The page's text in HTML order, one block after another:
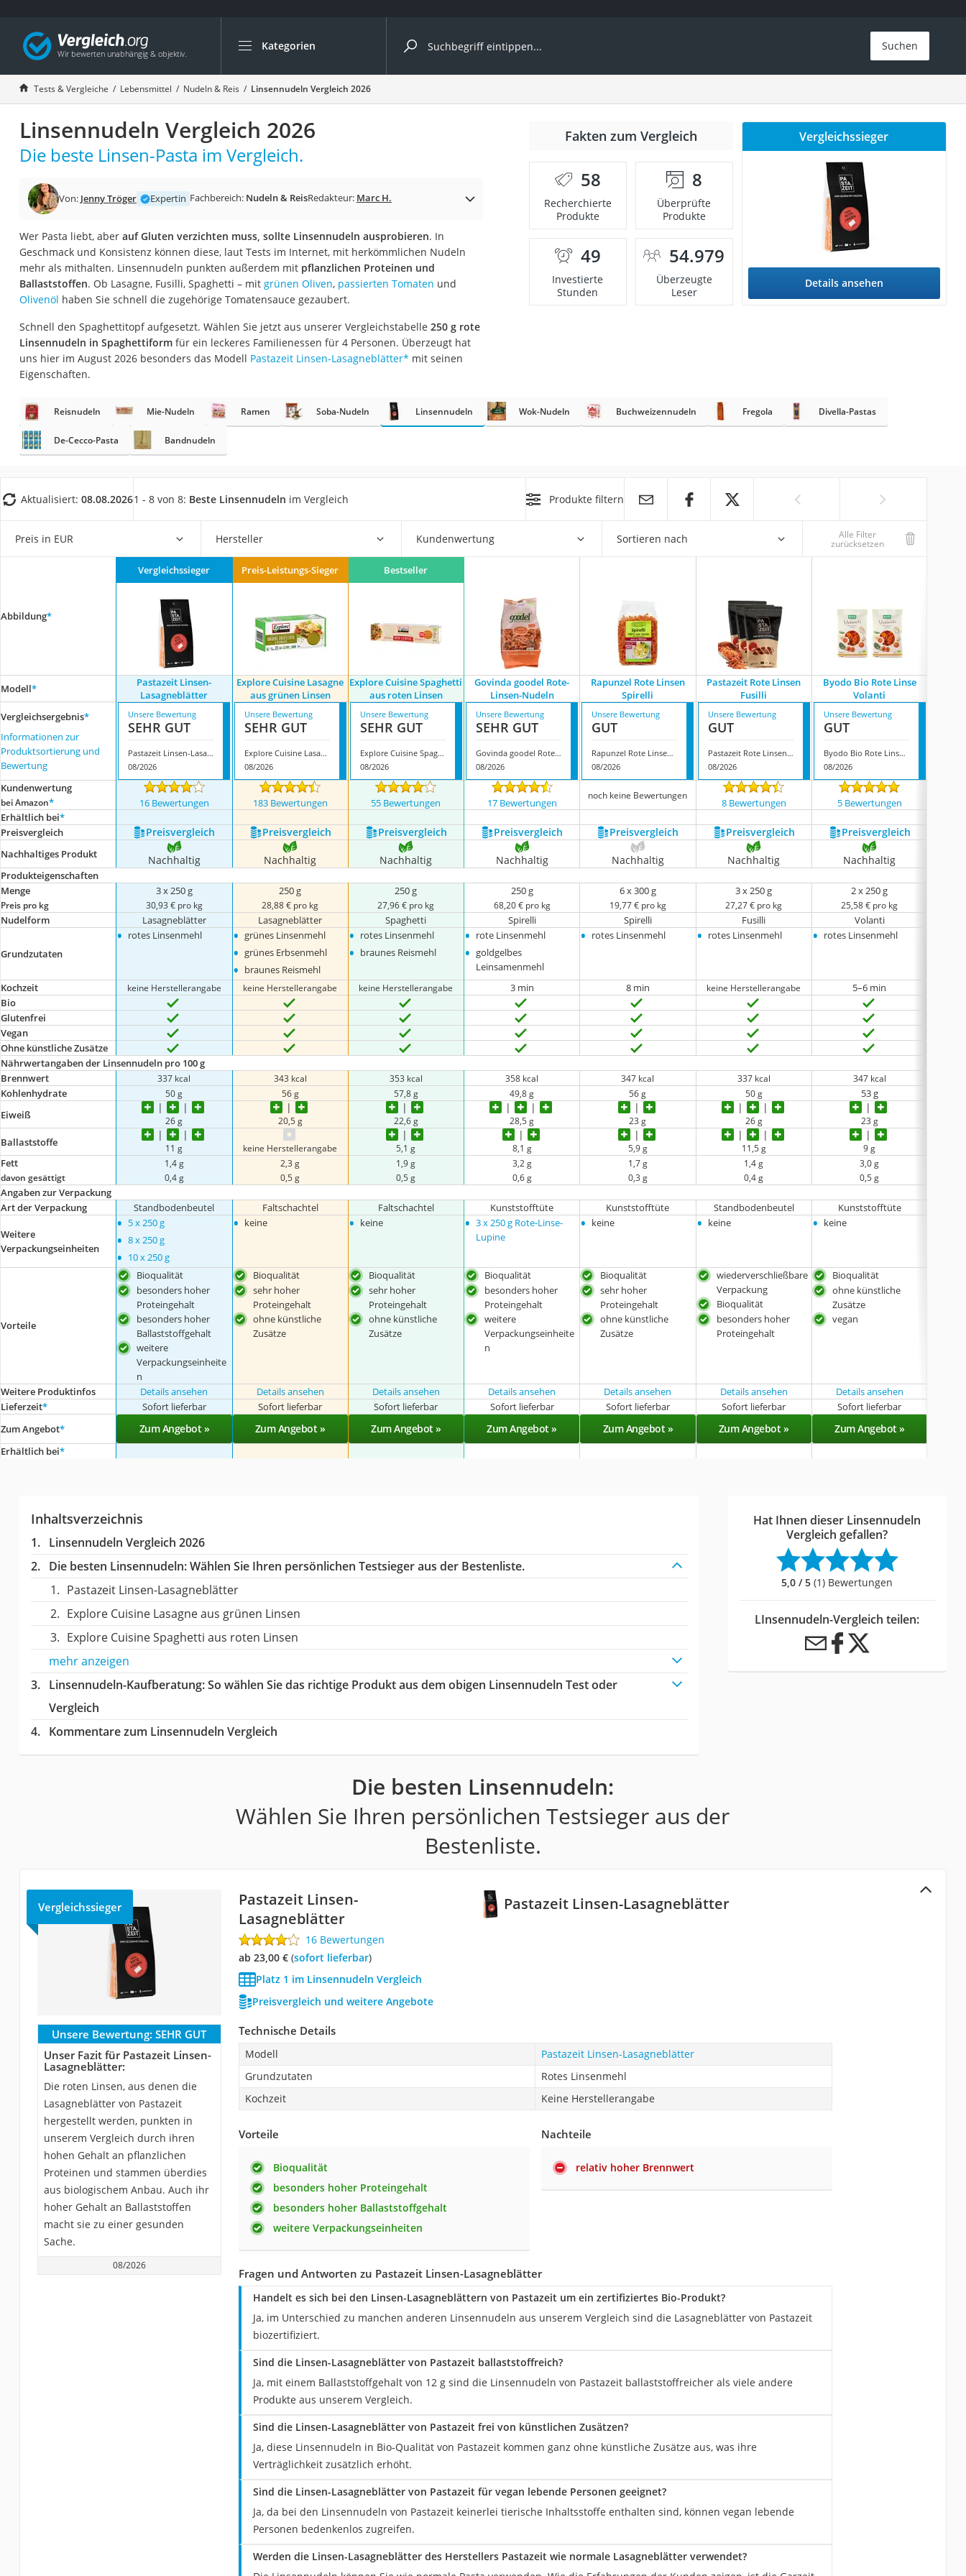
Kategorien
Die beliebtesten Vergleiche nach Kategorie
Lebensmittel
Schwarzkümmelöl
Knäckebrot
Schwarzkümmelöl-Kapseln
Manukahonig
Eiklar
Balsamico-Essig
Schwarzkümmelöl bio
Sardinen
Gemüsebrühe
Eiskaffee-Pulver
Grapefruitkernextrakt
Matcha-Set
Trüffelöl
Müsli ohne Zuckerzusatz
Service
Suchen
Tests & Vergleiche Lebensmittel Nudeln & Reis Linsennudeln Vergleich 2026
Linsennudeln Vergleich 2026
Die beste Linsen-Pasta im Vergleich.
Von: Jenny Tröger Expertin Fachbereich: Nudeln & ReisRedakteur: Marc H.
Wer Pasta liebt, aber auf Gluten verzichten muss, sollte Linsennudeln ausprobieren. In
Geschmack und Konsistenz können diese, laut Tests im Internet, mit herkömmlichen Nudeln
mehr als mithalten. Linsennudeln punkten außerdem mit pflanzlichen Proteinen und
Ballaststoffen. Ob Lasagne, Fusilli, Spaghetti – mit grünen Oliven, passierten Tomaten und
Olivenöl haben Sie schnell die zugehörige Tomatensauce gezaubert.
Schnell den Spaghettitopf aufgesetzt. Wählen Sie jetzt aus unserer Vergleichstabelle 250 g rote
Linsennudeln in Spaghettiformfür ein leckeres Familienessen für 4 Personen. Überzeugt hat
uns hier im August 2026 besonders das Modell Pastazeit Linsen-Lasagneblätter* mit seinen
Eigenschaften.
Fakten zum Vergleich
58
Recherchierte
Produkte
8
Überprüfte
Produkte
49
Investierte
Stunden
54.979
Überzeugte
Leser
Vergleichssieger
Details ansehen
Reisnudeln Mie-Nudeln Ramen Soba-Nudeln Linsennudeln Wok-Nudeln Buchweizennudeln Fregola Divella-Pastas
De-Cecco-Pasta Bandnudeln
Aktualisiert: 08.08.20261 - 8 von 8: Beste Linsennudeln im Vergleich Produkte filtern
Preis in EUR Hersteller Kundenwertung Sortieren nach Alle Filter
zurücksetzen
Abbildung*
Vergleichssieger Preis-Leistungs-Sieger Bestseller
Modell*
Pastazeit Linsen-
Lasagneblätter
Explore Cuisine Lasagne
aus grünen Linsen
Explore Cuisine Spaghetti
aus roten Linsen
Govinda goodel Rote-
Linsen-Nudeln
Rapunzel Rote Linsen
Spirelli
Pastazeit Rote Linsen
Fusilli
Byodo Bio Rote Linse
Volanti
Vergleichsergebnis*
Informationen zur
Produktsortierung und
Bewertung
Unsere Bewertung
SEHR GUT
Pastazeit Linsen-Lasagneblätter
08/2026
Unsere Bewertung
SEHR GUT
Explore Cuisine Lasagne aus grünen Linsen
08/2026
Unsere Bewertung
SEHR GUT
Explore Cuisine Spaghetti aus roten Linsen
08/2026
Unsere Bewertung
SEHR GUT
Govinda goodel Rote-Linsen-Nudeln
08/2026
Unsere Bewertung
GUT
Rapunzel Rote Linsen Spirelli
08/2026
Unsere Bewertung
GUT
Pastazeit Rote Linsen Fusilli
08/2026
Unsere Bewertung
GUT
Byodo Bio Rote Linse Volanti
08/2026
Kundenwertung
bei Amazon* 16 Bewertungen 183 Bewertungen 55 Bewertungen 17 Bewertungen
noch keine Bewertungen
8 Bewertungen 5 Bewertungen
Erhältlich bei*
Preis­vergleich
Preis­vergleich Preis­vergleich Preis­vergleich Preis­vergleich Preis­vergleich Preis­vergleich Preis­vergleich
Nachhaltiges Produkt Nachhaltig Nachhaltig Nachhaltig Nachhaltig Nachhaltig Nachhaltig Nachhaltig
Produkteigenschaften
Menge
Preis pro kg
3 x 250 g
30,93 € pro kg
250 g
28,88 € pro kg
250 g
27,96 € pro kg
250 g
68,20 € pro kg
6 x 300 g
19,77 € pro kg
3 x 250 g
27,27 € pro kg
2 x 250 g
25,58 € pro kg
Nudelform Lasagneblätter Lasagneblätter Spaghetti Spirelli Spirelli Fusilli Volanti
Grundzutaten
• rotes Linsenmehl • grünes Linsenmehl
• grünes Erbsenmehl
• braunes Reismehl
• rotes Linsenmehl
• braunes Reismehl
• rote Linsenmehl
• goldgelbes
Leinsamenmehl
• rotes Linsenmehl • rotes Linsenmehl • rotes Linsenmehl
Kochzeit
keine Herstellerangabe keine Herstellerangabe keine Herstellerangabe 3 min 8 min keine Herstellerangabe
5–6 min
Bio
Glutenfrei
Vegan
Ohne künstliche Zusätze
Nährwertangaben der Linsennudeln pro 100 g
Brennwert
337 kcal 343 kcal 353 kcal 358 kcal 347 kcal 337 kcal 347 kcal
Kohlenhydrate 50 g 56 g 57,8 g 49,8 g 56 g 50 g
53 g
Eiweiß
26 g 20,5 g 22,6 g 28,5 g 23 g 26 g 23 g
Ballaststoffe 11 g keine Herstellerangabe 5,1 g 8,1 g 5,9 g 11,5 g 9 g
Fett
davon gesättigt
1,4 g
0,4 g
2,3 g
0,5 g
1,9 g
0,5 g
3,2 g
0,6 g
1,7 g
0,3 g
1,4 g
0,4 g
3,0 g
0,5 g
Angaben zur Verpackung
Art der Verpackung
Standbodenbeutel Faltschachtel Faltschachtel Kunststofftüte Kunststofftüte Standbodenbeutel Kunststofftüte
Weitere
Verpackungseinheiten
• 5 x 250 g
• 8 x 250 g
• 10 x 250 g
• keine • keine • 3 x 250 g Rote-Linse-
Lupine
• keine • keine • keine
Vorteile
Bioqualität
besonders hoher
Proteingehalt
besonders hoher
Ballaststoffgehalt
weitere
Verpackungseinheite
n
Bioqualität
sehr hoher
Proteingehalt
ohne künstliche
Zusätze
Bioqualität
sehr hoher
Proteingehalt
ohne künstliche
Zusätze
Bioqualität
besonders hoher
Proteingehalt
weitere
Verpackungseinheite
n
Bioqualität
sehr hoher
Proteingehalt
ohne künstliche
Zusätze
wiederverschließbare
Verpackung
Bioqualität
besonders hoher
Proteingehalt
Bioqualität
ohne künstliche
Zusätze
vegan
Weitere Produktinfos Details ansehen Details ansehen Details ansehen Details ansehen Details ansehen Details ansehen Details ansehen
Lieferzeit* Sofort lieferbar Sofort lieferbar Sofort lieferbar Sofort lieferbar Sofort lieferbar Sofort lieferbar Sofort lieferbar
Zum Angebot* Zum Angebot » Zum Angebot » Zum Angebot » Zum Angebot » Zum Angebot » Zum Angebot » Zum Angebot »
Erhältlich bei*
Inhaltsverzeichnis
Linsennudeln Vergleich 2026
Die besten Linsennudeln:Wählen Sie Ihren persönlichen Testsieger aus der Bestenliste.
Pastazeit Linsen-Lasagneblätter
Explore Cuisine Lasagne aus grünen Linsen
Explore Cuisine Spaghetti aus roten Linsen
mehr anzeigen
Linsennudeln-Kaufberatung: So wählen Sie das richtige Produkt aus dem obigen Linsennudeln Test oder
Vergleich
Kommentare zum Linsennudeln Vergleich
Hat Ihnen dieser Linsennudeln
Vergleich gefallen?
5,0 / 5 (1) Bewertungen
LInsennudeln-Vergleich teilen:
Die besten Linsennudeln:
Wählen Sie Ihren persönlichen Testsieger aus der
Bestenliste.
Pastazeit Linsen-Lasagneblätter
Vergleichssieger
Pastazeit Linsen-
Lasagneblätter
16 Bewertungen
ab 23,00 €( Sofort lieferbar)
Platz 1 im Linsennudeln Vergleich
Preisvergleich und weitere Angebote
Unsere Bewertung: SEHR GUT
Unser Fazit für Pastazeit Linsen-
Lasagneblätter:
Die roten Linsen, aus denen die
Lasagneblätter von Pastazeit
hergestellt werden, punkten in
unserem Vergleich durch ihren
hohen Gehalt an pflanzlichen
Proteinen und stammen überdies
aus biologischem Anbau. Auch ihr
hoher Gehalt an Ballaststoffen
macht sie zu einer gesunden
Sache.
08/2026
Technische Details
Modell
Pastazeit Linsen-Lasagneblätter
Grundzutaten
Rotes Linsenmehl
Kochzeit
Keine Herstellerangabe
Vorteile
Bioqualität
besonders hoher Proteingehalt
besonders hoher Ballaststoffgehalt
weitere Verpackungseinheiten
Nachteile
relativ hoher Brennwert
Fragen und Antworten zu Pastazeit Linsen-Lasagneblätter
Handelt es sich bei den Linsen-Lasagneblättern von Pastazeit um ein zertifiziertes Bio-Produkt?
Ja, im Unterschied zu manchen anderen Linsennudeln aus unserem Vergleich sind die Lasagneblätter von Pastazeit
biozertifiziert.
Sind die Linsen-Lasagneblätter von Pastazeit ballaststoffreich?
Ja, mit einem Ballaststoffgehalt von 12 g sind die Linsennudeln von Pastazeit ballaststoffreicher als viele andere
Produkte aus unserem Vergleich.
Sind die Linsen-Lasagneblätter von Pastazeit frei von künstlichen Zusätzen?
Ja, diese Linsennudeln in Bio-Qualität von Pastazeit kommen ganz ohne künstliche Zusätze aus, was ihre
Verträglichkeit zusätzlich erhöht.
Sind die Linsen-Lasagneblätter von Pastazeit für vegan lebende Personen geeignet?
Ja, da bei den Linsennudeln von Pastazeit keinerlei tierische Inhaltsstoffe enthalten sind, können vegan lebende
Personen bedenkenlos zugreifen.
Werden die Linsen-Lasagneblätter des Herstellers Pastazeit wie normale Lasagneblätter verwendet?